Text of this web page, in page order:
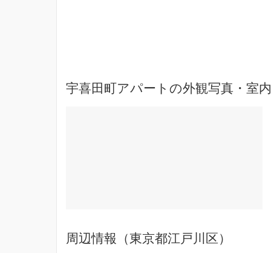
宇喜田町アパートの外観写真・室
周辺情報（東京都江戸川区）